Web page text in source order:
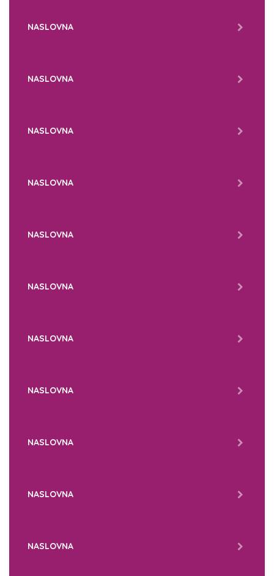
NASLOVNA
NASLOVNA
NASLOVNA
NASLOVNA
NASLOVNA
NASLOVNA
NASLOVNA
NASLOVNA
NASLOVNA
NASLOVNA
NASLOVNA